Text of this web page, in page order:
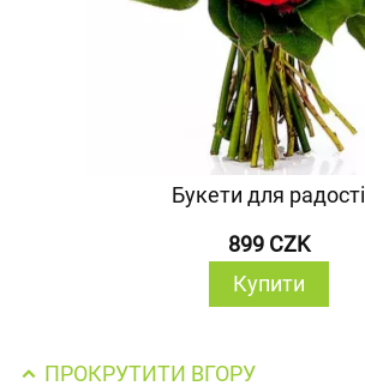
Букети для радості
899 CZK
Купити
ПРОКРУТИТИ ВГОРУ